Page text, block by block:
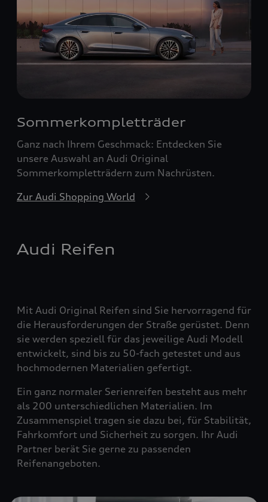
Sommerkompletträder
Ganz nach Ihrem Geschmack: Entdecken Sie
unsere Auswahl an Audi Original
Sommerkompletträdern zum Nachrüsten.
Zur Audi Shopping World
Audi Reifen
Mit Audi Original Reifen sind Sie hervorragend für
die Herausforderungen der Straße gerüstet. Denn
sie werden speziell für das jeweilige Audi Modell
entwickelt, sind bis zu 50-fach getestet und aus
hochmodernen Materialien gefertigt.
Ein ganz normaler Serienreifen besteht aus mehr
als 200 unterschiedlichen Materialien. Im
Zusammenspiel tragen sie dazu bei, für Stabilität,
Fahrkomfort und Sicherheit zu sorgen. Ihr Audi
Partner berät Sie gerne zu passenden
Reifenangeboten.